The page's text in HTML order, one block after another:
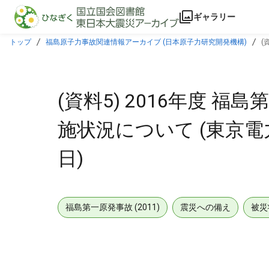
本文に飛ぶ
ギャラリー
トップ 福島原子力事故関連情報アーカイブ (日本原子力研究開発機構) (
(資料5) 2016年度 福島
施状況について (東京
日)
福島第一原発事故 (2011) 震災への備え 被災